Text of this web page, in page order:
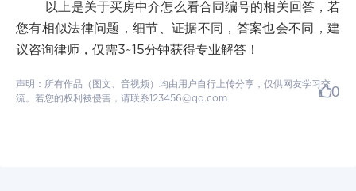
以上是关于买房中介怎么看合同编号的相关回答，若
您有相似法律问题，细节、证据不同，答案也会不同，建
议咨询律师，仅需3~15分钟获得专业解答！
声明：所有作品（图文、音视频）均由用户自行上传分享，仅供网友学习交
流。若您的权利被侵害，请联系123456@qq.com
0